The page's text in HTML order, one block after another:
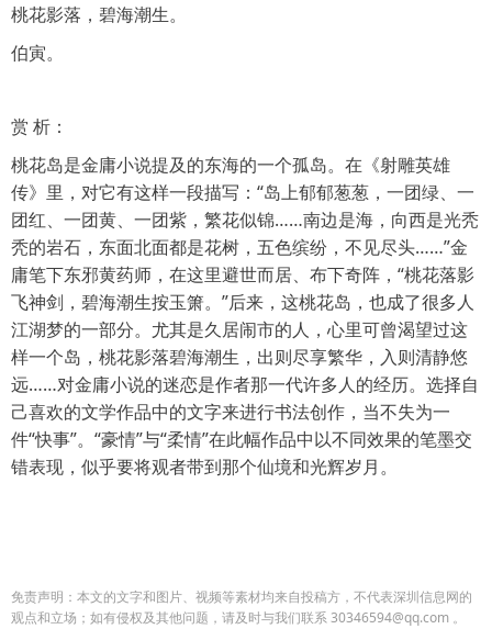
桃花影落，碧海潮生。
伯寅。
赏 析：
桃花岛是金庸小说提及的东海的一个孤岛。在《射雕英雄
传》里，对它有这样一段描写：“岛上郁郁葱葱，一团绿、一
团红、一团黄、一团紫，繁花似锦……南边是海，向西是光秃
秃的岩石，东面北面都是花树，五色缤纷，不见尽头……”金
庸笔下东邪黄药师，在这里避世而居、布下奇阵，“桃花落影
飞神剑，碧海潮生按玉箫。”后来，这桃花岛，也成了很多人
江湖梦的一部分。尤其是久居闹市的人，心里可曾渴望过这
样一个岛，桃花影落碧海潮生，出则尽享繁华，入则清静悠
远……对金庸小说的迷恋是作者那一代许多人的经历。选择自
己喜欢的文学作品中的文字来进行书法创作，当不失为一
件“快事”。“豪情”与“柔情”在此幅作品中以不同效果的笔墨交
错表现，似乎要将观者带到那个仙境和光辉岁月。
免责声明：本文的文字和图片、视频等素材均来自投稿方，不代表深圳信息网的
观点和立场；如有侵权及其他问题，请及时与我们联系 30346594@qq.com 。